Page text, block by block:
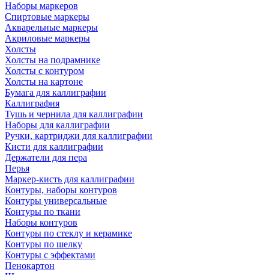
Наборы маркеров
Спиртовые маркеры
Акварельные маркеры
Акриловые маркеры
Холсты
Холсты на подрамнике
Холсты с контуром
Холсты на картоне
Бумага для каллиграфии
Каллиграфия
Тушь и чернила для каллиграфии
Наборы для каллиграфии
Ручки, картриджи для каллиграфии
Кисти для каллиграфии
Держатели для пера
Перья
Маркер-кисть для каллиграфии
Контуры, наборы контуров
Контуры универсальные
Контуры по ткани
Наборы контуров
Контуры по стеклу и керамике
Контуры по шелку
Контуры с эффектами
Пенокартон